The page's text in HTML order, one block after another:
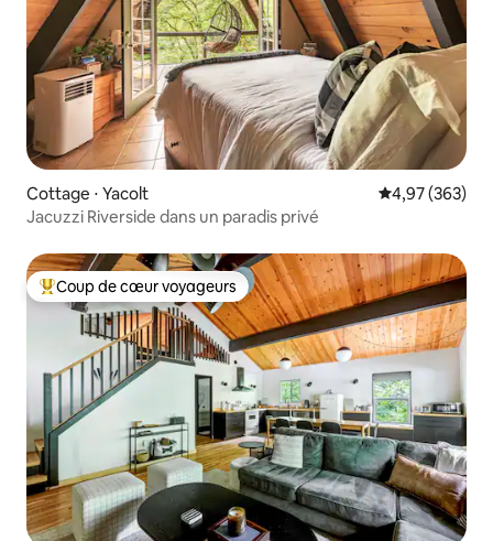
Cottage ⋅ Yacolt Évaluation
4,97 (363)
Jacuzzi Riverside dans un paradis privé
Coups de cœur voyageurs les plus appréciés
Coup de cœur voyageurs